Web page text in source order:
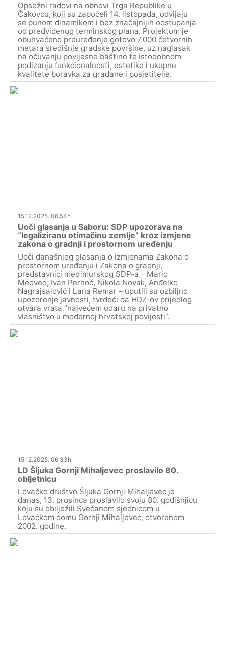
Opsežni radovi na obnovi Trga Republike u
Čakovcu, koji su započeli 14. listopada, odvijaju
se punom dinamikom i bez značajnijih odstupanja
od predviđenog terminskog plana. Projektom je
obuhvaćeno preuređenje gotovo 7.000 četvornih
metara središnje gradske površine, uz naglasak
na očuvanju povijesne baštine te istodobnom
podizanju funkcionalnosti, estetike i ukupne
kvalitete boravka za građane i posjetitelje.
15.12.2025. 06:54h
Uoči glasanja u Saboru: SDP upozorava na
“legaliziranu otimačinu zemlje” kroz izmjene
zakona o gradnji i prostornom uređenju
Uoči današnjeg glasanja o izmjenama Zakona o
prostornom uređenju i Zakona o gradnji,
predstavnici međimurskog SDP-a – Mario
Medved, Ivan Perhoč, Nikola Novak, Anđelko
Nagrajsalović i Lana Remar – uputili su ozbiljno
upozorenje javnosti, tvrdeći da HDZ-ov prijedlog
otvara vrata “najvećem udaru na privatno
vlasništvo u modernoj hrvatskoj povijesti”.
15.12.2025. 06:33h
LD Šljuka Gornji Mihaljevec proslavilo 80.
obljetnicu
Lovačko društvo Šljuka Gornji Mihaljevec je
danas, 13. prosinca proslavilo svoju 80. godišnjicu
koju su obilježili Svečanom sjednicom u
Lovačkom domu Gornji Mihaljevec, otvorenom
2002. godine.